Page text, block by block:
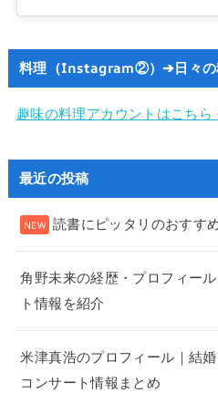
料理（Instagram②）➔日々の
趣味の料理アカウントはこち
最近の投稿
読書にピッタリのおすす
角野未来の経歴・プロフィー
ト情報を紹介
米津真浩のプロフィール｜結
コンサート情報まとめ